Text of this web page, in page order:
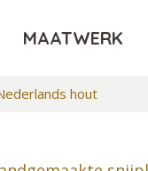
MAATWERK
hout